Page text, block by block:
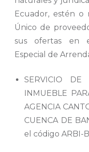
Ecuador, estén o
Único de
sus ofertas en
Especial de
SERVICIO DE
INMUEBLE
AGENCIA
CUENCA DE
el código ARBI-